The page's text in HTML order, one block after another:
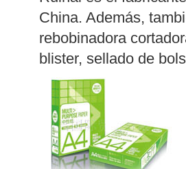
China. Además,
rebobinadora
blister, sellado de